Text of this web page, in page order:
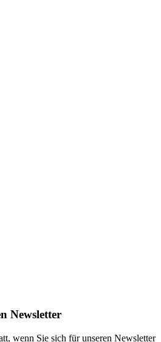
Newsletter
wenn Sie sich für unseren Newsletter